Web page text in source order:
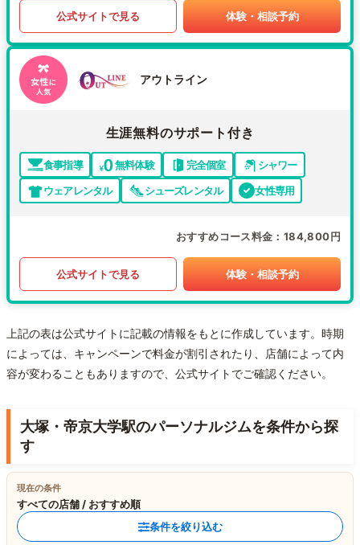
公式サイトで見る 体験・相談予約
アウトライン
生涯無料のサポート付き
食事指導 無料体験 完全個室
シャワー
ウェアレンタル
シューズレンタル 女性専用
おすすめコース料金 184,800円
公式サイトで見る 体験・相談予約
上記の表は公式サイトに記載の情報をもとに作成しています。時期
によっては、キャンペーンで料金が割引されたり、店舗によって内
容が変わることもありますので、公式サイトでご確認ください。
大塚・帝京大学駅のパーソナルジムを条件から探
す
現在の条件
すべての店舗 / おすすめ順
条件を絞り込む